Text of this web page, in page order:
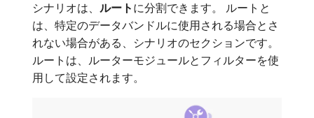
シナリオは、 ルート ​に分割できます。 ルートと
は、特定のデータバンドルに使用される場合とさ
れない場合がある、シナリオのセクションです。
ルートは、ルーターモジュールとフィルターを使
用して設定されます。